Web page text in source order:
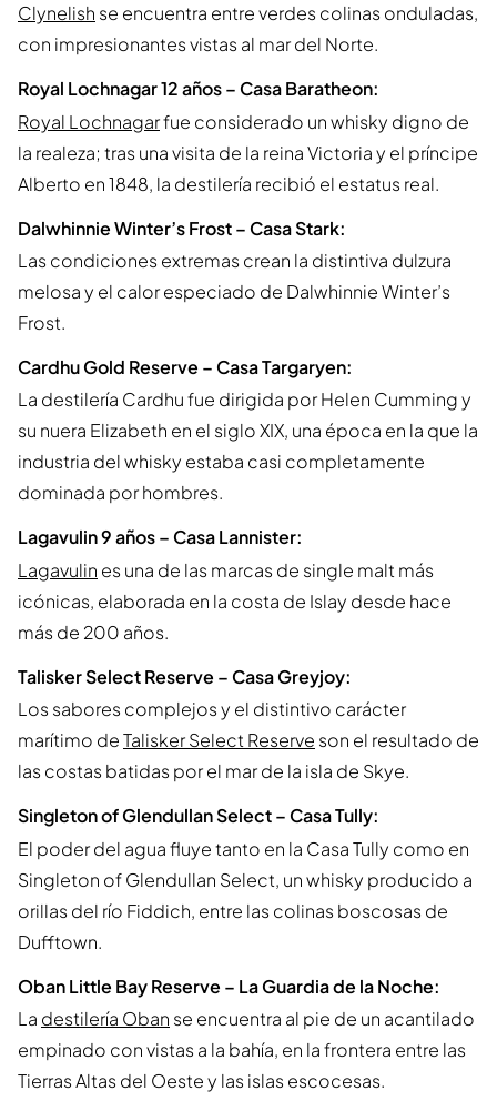
Clynelish se encuentra entre verdes colinas onduladas,
con impresionantes vistas al mar del Norte.
Royal Lochnagar 12 años – Casa Baratheon:
Royal Lochnagarfue considerado un whisky digno de
la realeza; tras una visita de la reina Victoria y el príncipe
Alberto en 1848, la destilería recibió el estatus real.
Dalwhinnie Winter’s Frost – Casa Stark:
Las condiciones extremas crean la distintiva dulzura
melosa y el calor especiado de Dalwhinnie Winter’s
Frost.
Cardhu Gold Reserve – Casa Targaryen:
La destilería Cardhu fue dirigida por Helen Cumming y
su nuera Elizabeth en el siglo XIX, una época en la que la
industria del whisky estaba casi completamente
dominada por hombres.
Lagavulin 9 años – Casa Lannister:
Lagavulin es una de las marcas de single malt más
icónicas, elaborada en la costa de Islay desde hace
más de 200 años.
Talisker Select Reserve – Casa Greyjoy:
Los sabores complejos y el distintivo carácter
marítimo deTalisker Select Reserve son el resultado de
las costas batidas por el mar de la isla de Skye.
Singleton of Glendullan Select – Casa Tully:
El poder del agua fluye tanto en la Casa Tully como en
Singleton of Glendullan Select, un whisky producido a
orillas del río Fiddich, entre las colinas boscosas de
Dufftown.
Oban Little Bay Reserve – La Guardia de la Noche:
La destilería Oban se encuentra al pie de un acantilado
empinado con vistas a la bahía, en la frontera entre las
Tierras Altas del Oeste y las islas escocesas.